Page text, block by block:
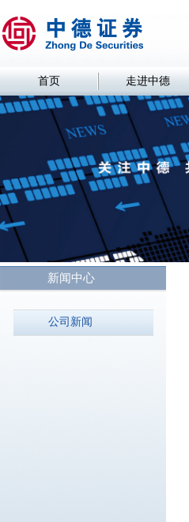
首页 走进中德
新闻中心
公司新闻